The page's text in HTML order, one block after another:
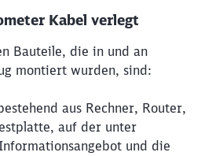
Kabel verlegt
Bauteile, die in und an
montiert wurden, sind:
aus Rechner, Router,
auf der unter
und die